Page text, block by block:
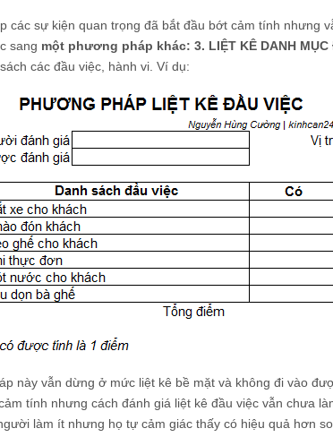
các sự kiện quan trọng đã bắt đầu bớt cảm tính nhưng
sang một phương pháp khác: 3. LIỆT KÊ DANH MỤC
các đầu việc, hành vi. Ví dụ:
này vẫn dừng ở mức liệt kê bề mặt và không đi vào
tính nhưng cách đánh giá liệt kê đầu việc vẫn chưa
làm ít nhưng họ tự cảm giác thấy có hiệu quả hơn